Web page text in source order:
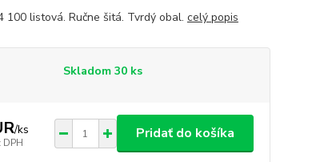
100 listová. Ručne šitá. Tvrdý obal. celý popis
Skladom 30 ks
/ks
DPH
Pridať do košíka